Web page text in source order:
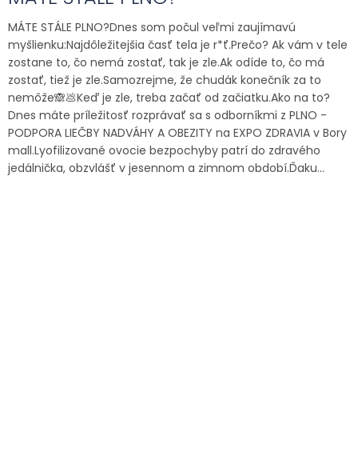
MÁTE STÁLE PLNO?Dnes som počul veľmi zaujímavú
myšlienku:Najdôležitejšia časť tela je r*ť.Prečo? Ak vám v tele
zostane to, čo nemá zostať, tak je zle.Ak odíde to, čo má
zostať, tiež je zle.Samozrejme, že chudák konečník za to
nemôže🙈💩Keď je zle, treba začať od začiatku.Ako na to?
Dnes máte príležitosť rozprávať sa s odborníkmi z PLNO -
PODPORA LIEČBY NADVÁHY A OBEZITY na EXPO ZDRAVIA v Bory
mall.Lyofilizované ovocie bezpochyby patrí do zdravého
jedálnička, obzvlášť v jesennom a zimnom období.Ďaku...